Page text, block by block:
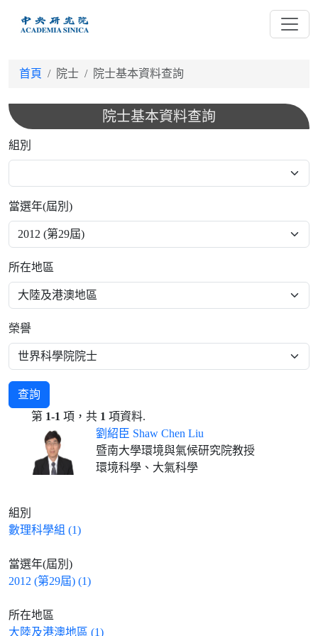
首頁 院士 院士基本資料查詢
院士基本資料查詢
組別
當選年(屆別)
所在地區
榮譽
查詢
第 1-1 項，共 1 項資料.
劉紹臣 Shaw Chen Liu
暨南大學環境與氣候研究院教授
環境科學、大氣科學
組別
數理科學組 (1)
當選年(屆別)
2012 (第29屆) (1)
所在地區
大陸及港澳地區 (1)